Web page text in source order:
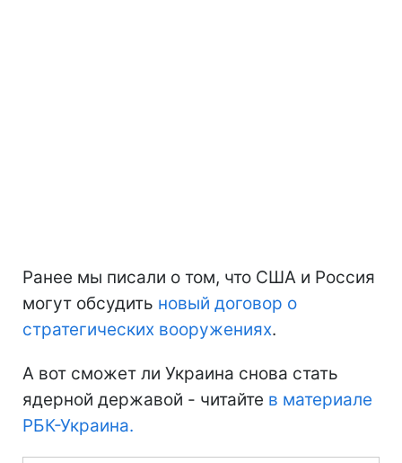
Ранее мы писали о том, что США и Россия
могут обсудить новый договор о
стратегических вооружениях.
А вот сможет ли Украина снова стать
ядерной державой - читайте в материале
РБК-Украина.